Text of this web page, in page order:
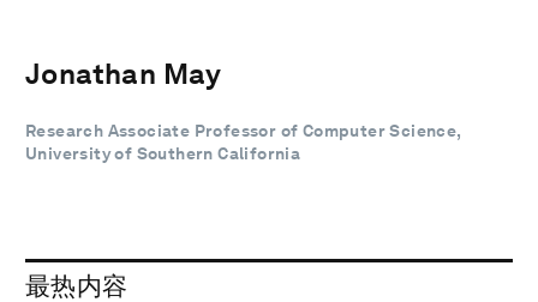
Jonathan May
Research Associate Professor of Computer Science,
University of Southern California
最热内容